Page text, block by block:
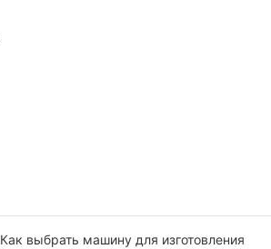
Как выбрать машину для изготовления